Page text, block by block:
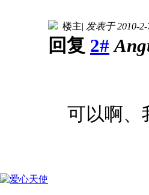
楼主| 发表于 2010-2-
回复 2#
可以啊、